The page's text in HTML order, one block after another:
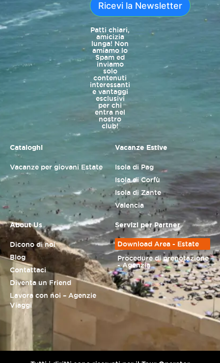
Ricevi la Newsletter
Patti chiari,
amicizia
lunga! Non
amiamo lo
Spam ed
inviamo
solo
contenuti
interessanti
e vantaggi
esclusivi
per chi
entra nel
nostro
club!
Cataloghi
Vacanze per giovani Estate
Vacanze Estive
Isola di Pag
Isola di Corfù
Isola di Zante
Valencia
About Us
Dicono di noi
Blog
Contattaci
Diventa un Friend
Lavora con noi – Agenzie
Viaggi
Servizi per Partner
Download Area - Estate
Procedure di prenotazione
- Agenzia